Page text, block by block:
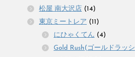
松屋 南大沢店 (14)
東京ミートレア (11)
にひゃくてん (4)
Gold Rush(ゴールドラッシ